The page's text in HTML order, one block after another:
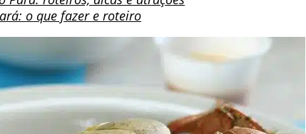
o que fazer e roteiro